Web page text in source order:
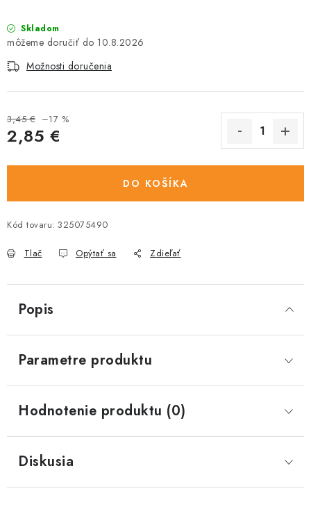
VONKAJŠIE VTÁCTVO
GELOREN KĽBOVÁ VÝŽIVA
Kontakty
Skladom
10.8.2026
Možnosti doručenia
3,45 € –17 %
2,85 €
DO KOŠÍKA
Kód tovaru: 325075490
Tlač Opýtať sa Zdieľať
Popis
Parametre produktu
Hodnotenie produktu (0)
Diskusia